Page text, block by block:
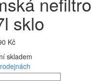
sklo
Kč
skladem